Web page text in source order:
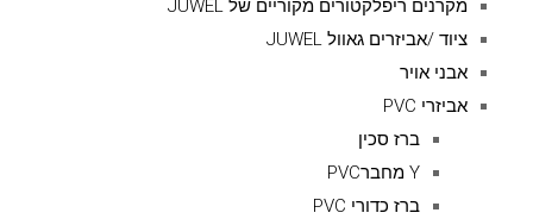
מקרנים ריפלקטורים מקוריים של JUWEL
ציוד /אביזרים גאוול JUWEL
אבני אויר
אביזרי PVC
ברז סכין
Y מחברPVC
ברז כדורי PVC